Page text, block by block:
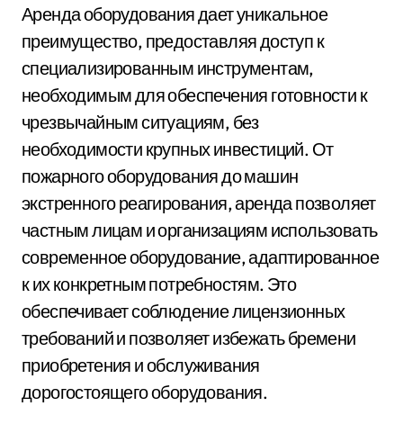
Аренда оборудования дает уникальное
преимущество, предоставляя доступ к
специализированным инструментам,
необходимым для обеспечения готовности к
чрезвычайным ситуациям, без
необходимости крупных инвестиций. От
пожарного оборудования до машин
экстренного реагирования, аренда позволяет
частным лицам и организациям использовать
современное оборудование, адаптированное
к их конкретным потребностям. Это
обеспечивает соблюдение лицензионных
требований и позволяет избежать бремени
приобретения и обслуживания
дорогостоящего оборудования.